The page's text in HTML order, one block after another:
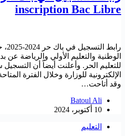
inscription Bac Libre
الوطنية والتعليم الأولي والرياضة
للتعليم الحر. وأعلنت أيضاً أن التسجيل
الإلكترونية للوزارة وخلال الفترة
وقد أتاحت…
Batoul Ali
10 أكتوبر، 2024
التعليم